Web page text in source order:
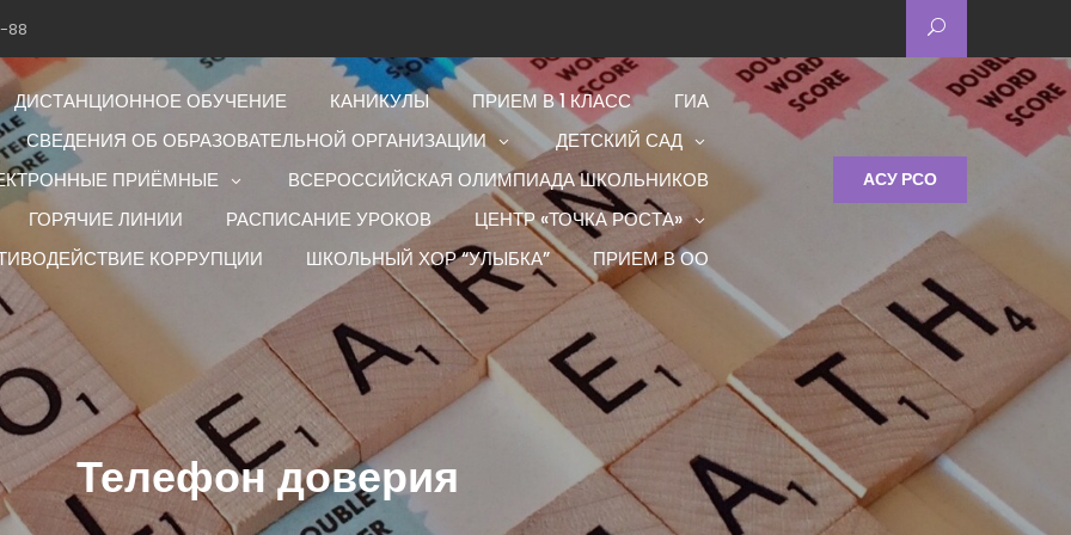
88
ДИСТАНЦИОННОЕ ОБУЧЕНИЕ КАНИКУЛЫ ПРИЕМ В 1 КЛАСС
ГИА
СВЕДЕНИЯ ОБ ОБРАЗОВАТЕЛЬНОЙ ОРГАНИЗАЦИИ
ДЕТСКИЙ САД
ПРИЁМНЫЕ
ВСЕРОССИЙСКАЯ ОЛИМПИАДА ШКОЛЬНИКОВ
ГОРЯЧИЕ ЛИНИИ
РАСПИСАНИЕ УРОКОВ
ЦЕНТР «ТОЧКА РОСТА»
КОРРУПЦИИ
ШКОЛЬНЫЙ ХОР “УЛЫБКА” ПРИЕМ В ОО
АСУ РСО
Телефон доверия